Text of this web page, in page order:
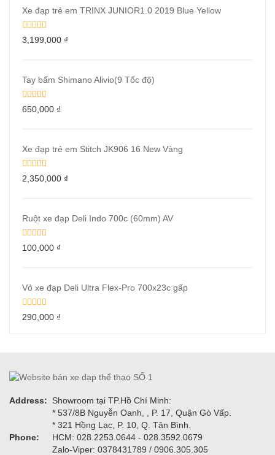
Xe đạp trẻ em TRINX JUNIOR1.0 2019 Blue Yellow
3,199,000 ₫
Tay bấm Shimano Alivio(9 Tốc độ)
650,000 ₫
Xe đạp trẻ em Stitch JK906 16 New Vàng
2,350,000 ₫
Ruột xe đạp Deli Indo 700c (60mm) AV
100,000 ₫
Vỏ xe đạp Deli Ultra Flex-Pro 700x23c gấp
290,000 ₫
Address:
Showroom tại TP.Hồ Chí Minh:
* 537/8B Nguyễn Oanh, , P. 17, Quận Gò Vấp.
* 321 Hồng Lạc, P. 10, Q. Tân Bình.
Phone:
HCM: 028.2253.0644 - 028.3592.0679
Zalo-Viper: 0378431789 / 0906.305.305